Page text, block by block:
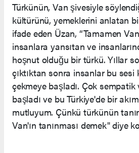
Türkünün, Van şivesiyle
kültürünü, yemeklerini anlatan
ifade eden Üzan, “Tamamen
insanlara yansıtan ve
hoşnut olduğu bir türkü. Yıllar
çıktıktan sonra insanlar bu sesi
çekmeye başladı. Çok
başladı ve bu Türkiye'de bir
mutluyum. Çünkü türkünün
Van'ın tanınması demek" diye